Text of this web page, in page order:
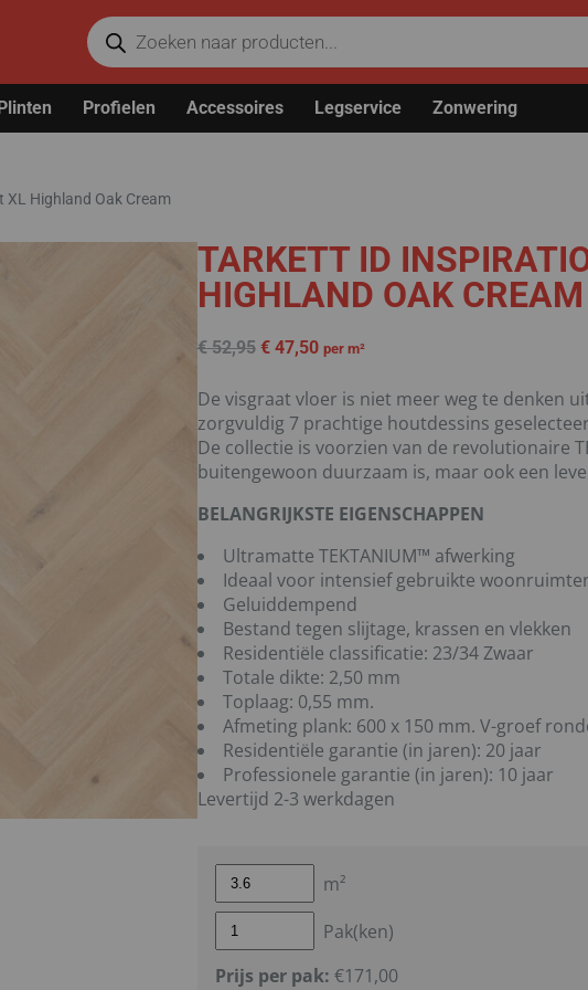
Profielen Accessoires Legservice Zonwering
Highland Oak Cream
TARKETT ID
HIGHLAND OAK CREAM
€52,95 €47,50 per m²
De visgraat vloer is niet meer weg te denken
zorgvuldig 7 prachtige houtdessins
De collectie is voorzien van de revolutionaire
buitengewoon duurzaam is, maar ook een
BELANGRIJKSTE EIGENSCHAPPEN
Ultramatte TEKTANIUM™️ afwerking
Ideaal voor intensief gebruikte
Geluiddempend
Bestand tegen slijtage, krassen en vlekken
Residentiële classificatie: 23/34 Zwaar
Totale dikte: 2,50 mm
Toplaag: 0,55 mm.
Afmeting plank: 600 x 150 mm. V-groef
Residentiële garantie (in jaren): 20 jaar
Professionele garantie (in jaren): 10 jaar
Levertijd 2-3 werkdagen
m²
Pak(ken)
Prijs per pak: €171,00